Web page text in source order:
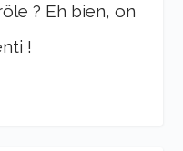
? Eh bien, on
!